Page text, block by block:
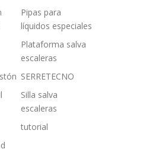
Pipas para
líquidos especiales
Plataforma salva
escaleras
SERRETECNO
Silla salva
escaleras
tutorial